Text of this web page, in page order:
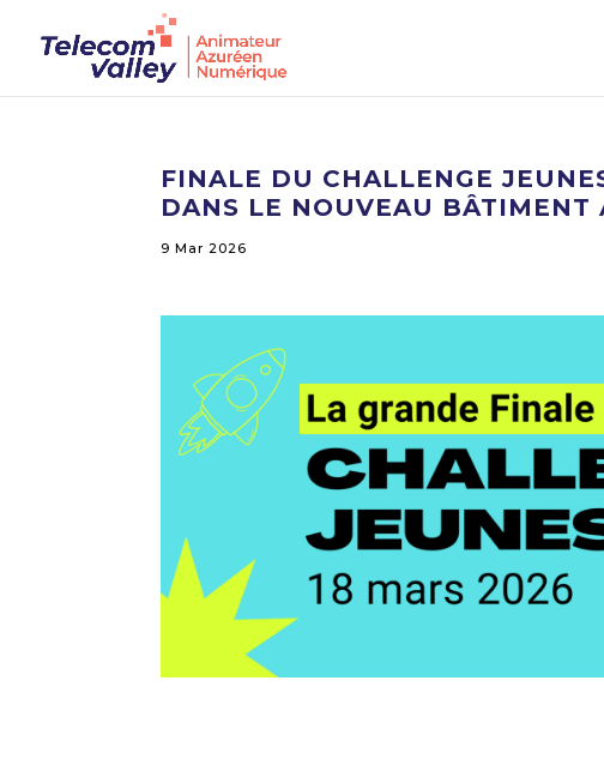
FINALE DU CHALLENGE
DANS LE NOUVEAU BÂTIMENT
9 Mar 2026